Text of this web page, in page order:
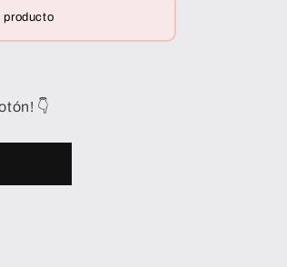
producto
👇